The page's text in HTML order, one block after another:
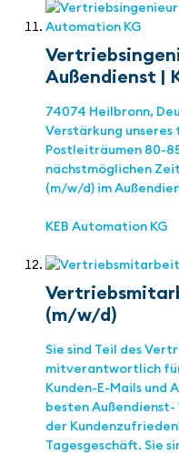
Außendienst |
74074 Heilbronn,
Verstärkung
Postleiträumen 80-
nächstmöglichen
(m/w/d) im
KEB Automation KG
(m/w/d)
Sie sind Teil des
mitverantwortlich
Kunden-E-Mails und
besten
der
Tagesgeschäft. Sie